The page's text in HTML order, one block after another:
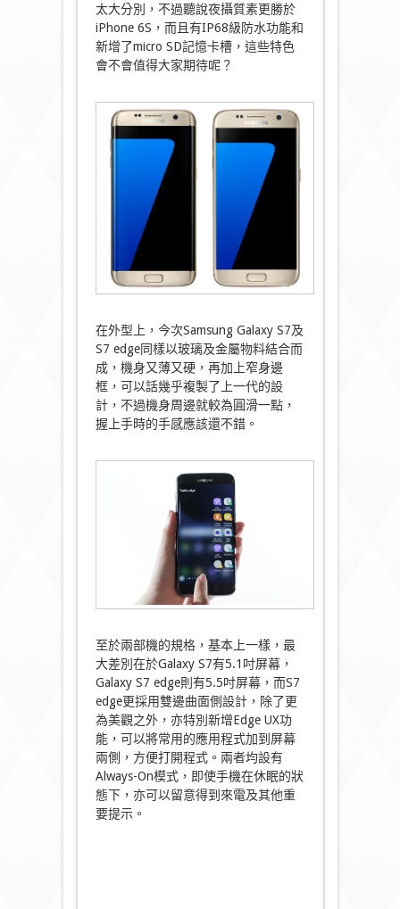
太大分別，不過聽說夜攝質素更勝於
iPhone 6S，而且有IP68級防水功能和
新增了micro SD記憶卡槽，這些特色
會不會值得大家期待呢？
在外型上，今次Samsung Galaxy S7及
S7 edge同樣以玻璃及金屬物料結合而
成，機身又薄又硬，再加上窄身邊
框，可以話幾乎複製了上一代的設
計，不過機身周邊就較為圓滑一點，
握上手時的手感應該還不錯。
至於兩部機的規格，基本上一樣，最
大差別在於Galaxy S7有5.1吋屏幕，
Galaxy S7 edge則有5.5吋屏幕，而S7
edge更採用雙邊曲面側設計，除了更
為美觀之外，亦特別新增Edge UX功
能，可以將常用的應用程式加到屏幕
兩側，方便打開程式。兩者均設有
Always-On模式，即使手機在休眠的狀
態下，亦可以留意得到來電及其他重
要提示。